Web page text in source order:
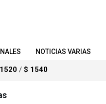
NOTICIAS VARIAS
/ $ 1540